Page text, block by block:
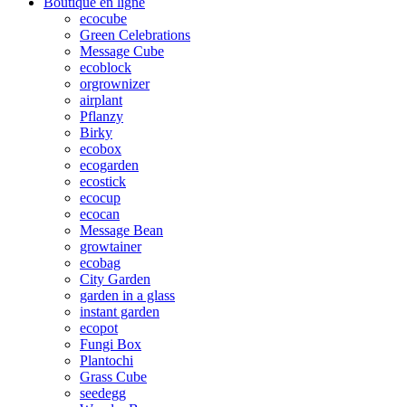
ecocube
Green Celebrations
Message Cube
ecoblock
orgrownizer
airplant
Pflanzy
Birky
ecobox
ecogarden
ecostick
ecocup
ecocan
Message Bean
growtainer
ecobag
City Garden
garden in a glass
instant garden
ecopot
Fungi Box
Plantochi
Grass Cube
seedegg